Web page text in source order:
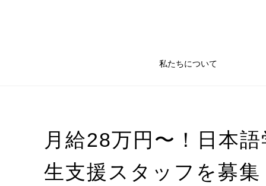
私たちについて
月給28万円〜！日本
生支援スタッフを募集